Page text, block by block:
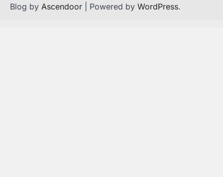
Blog by Ascendoor | Powered by WordPress.